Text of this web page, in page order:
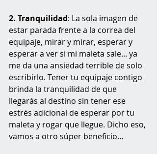
2. Tranquilidad: La sola imagen de
estar parada frente a la correa del
equipaje, mirar y mirar, esperar y
esperar a ver si mi maleta sale... ya
me da una ansiedad terrible de solo
escribirlo. Tener tu equipaje contigo
brinda la tranquilidad de que
llegarás al destino sin tener ese
estrés adicional de esperar por tu
maleta y rogar que llegue. Dicho eso,
vamos a otro súper beneficio…